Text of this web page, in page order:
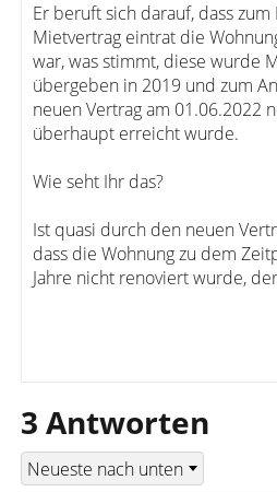
Er beruft sich darauf, dass
Mietvertrag eintrat die
war, was stimmt, diese wurde
übergeben in 2019 und zum
neuen Vertrag am 01.06.2022
überhaupt erreicht wurde.
Wie seht Ihr das?
Ist quasi durch den neuen
dass die Wohnung zu dem
Jahre nicht renoviert wurde,
3 Antworten